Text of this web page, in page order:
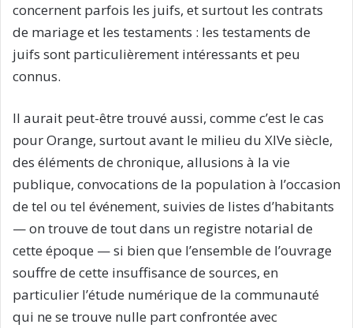
concernent parfois les juifs, et surtout les contrats
de mariage et les testaments : les testaments de
juifs sont particulièrement intéressants et peu
connus.
Il aurait peut-être trouvé aussi, comme c’est le cas
pour Orange, surtout avant le milieu du XIVe siècle,
des éléments de chronique, allusions à la vie
publique, convocations de la population à l’occasion
de tel ou tel événement, suivies de listes d’habitants
— on trouve de tout dans un registre notarial de
cette époque — si bien que l’ensemble de l’ouvrage
souffre de cette insuffisance de sources, en
particulier l’étude numérique de la communauté
qui ne se trouve nulle part confrontée avec